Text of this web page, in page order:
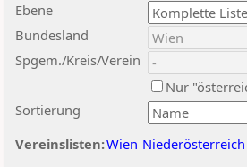
Ebene
Sortierung
Bundesland
Spgem./Kreis/Verein
Nur
Vereinslisten:Wien Niederösterreich